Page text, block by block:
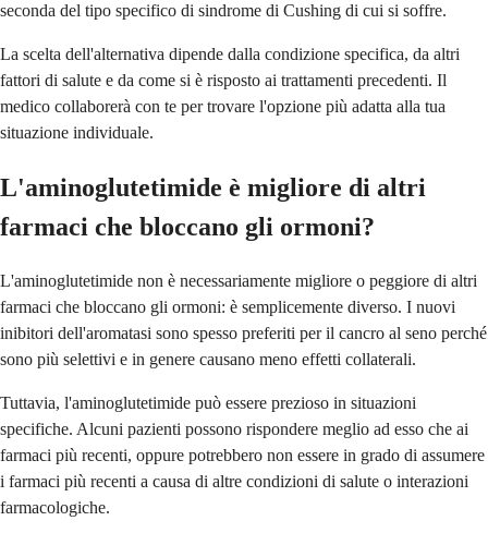
seconda del tipo specifico di sindrome di Cushing di cui si soffre.
La scelta dell'alternativa dipende dalla condizione specifica, da altri
fattori di salute e da come si è risposto ai trattamenti precedenti. Il
medico collaborerà con te per trovare l'opzione più adatta alla tua
situazione individuale.
L'aminoglutetimide è migliore di altri
farmaci che bloccano gli ormoni?
L'aminoglutetimide non è necessariamente migliore o peggiore di altri
farmaci che bloccano gli ormoni: è semplicemente diverso. I nuovi
inibitori dell'aromatasi sono spesso preferiti per il cancro al seno perché
sono più selettivi e in genere causano meno effetti collaterali.
Tuttavia, l'aminoglutetimide può essere prezioso in situazioni
specifiche. Alcuni pazienti possono rispondere meglio ad esso che ai
farmaci più recenti, oppure potrebbero non essere in grado di assumere
i farmaci più recenti a causa di altre condizioni di salute o interazioni
farmacologiche.